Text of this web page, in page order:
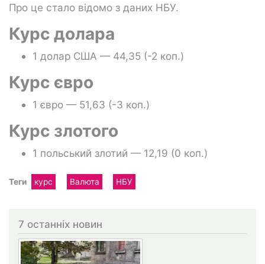
Про це стало відомо з даних НБУ.
Курс долара
1 долар США — 44,35 (-2 коп.)
Курс євро
1 євро — 51,63 (-3 коп.)
Курс злотого
1 польський злотий — 12,19 (0 коп.)
Теги курс Валюта НБУ
7 останніх новин